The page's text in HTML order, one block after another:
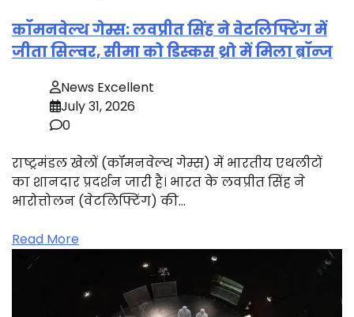
कॉमनवेल्थ गेम्स: लवप्रीत सिंह ने वेटलिफ्टिंग में
जीता सिल्वर, सीमा को डिस्कस थ्रो में मिला ब्रॉन्ज
News Excellent
July 31, 2026
0
राष्ट्रमंडल खेलों (कॉमनवेल्थ गेम्स) में भारतीय एथलीटों
का शानदार प्रदर्शन जारी है। भारत के लवप्रीत सिंह ने
भारोत्तोलन (वेटलिफ्टिंग) की…
Read More